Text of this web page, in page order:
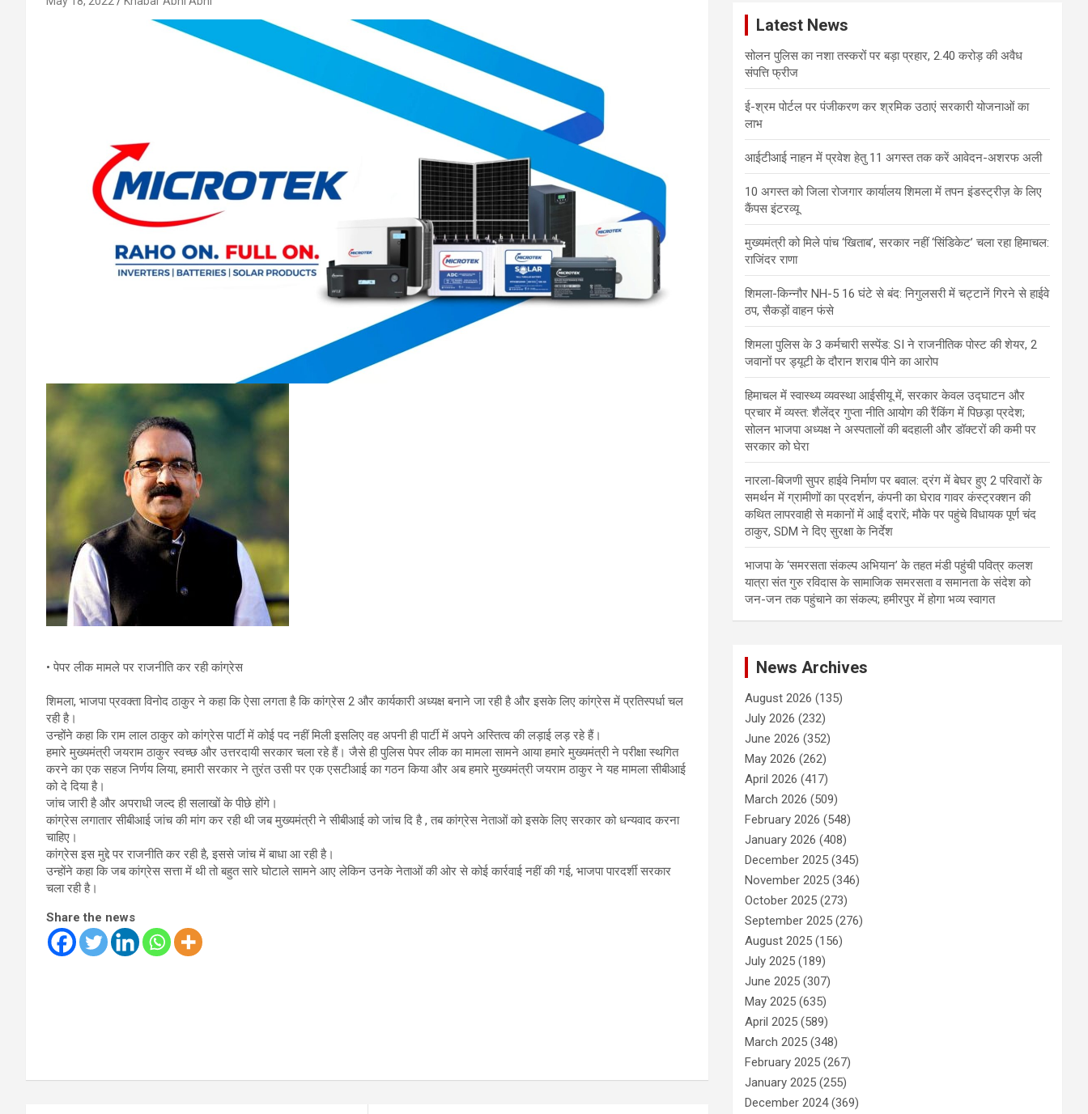
• पेपर लीक मामले पर राजनीति कर रही कांग्रेस
शिमला, भाजपा प्रवक्ता विनोद ठाकुर ने कहा कि ऐसा लगता है कि कांग्रेस 2 और कार्यकारी अध्यक्ष बनाने जा रही है और इसके लिए कांग्रेस में प्रतिस्पर्धा चल
रही है।
उन्होंने कहा कि राम लाल ठाकुर को कांग्रेस पार्टी में कोई पद नहीं मिली इसलिए वह अपनी ही पार्टी में अपने अस्तित्व की लड़ाई लड़ रहे हैं।
हमारे मुख्यमंत्री जयराम ठाकुर स्वच्छ और उत्तरदायी सरकार चला रहे हैं। जैसे ही पुलिस पेपर लीक का मामला सामने आया हमारे मुख्यमंत्री ने परीक्षा स्थगित
करने का एक सहज निर्णय लिया, हमारी सरकार ने तुरंत उसी पर एक एसटीआई का गठन किया और अब हमारे मुख्यमंत्री जयराम ठाकुर ने यह मामला सीबीआई
को दे दिया है।
जांच जारी है और अपराधी जल्द ही सलाखों के पीछे होंगे।
कांग्रेस लगातार सीबीआई जांच की मांग कर रही थी जब मुख्यमंत्री ने सीबीआई को जांच दि है , तब कांग्रेस नेताओं को इसके लिए सरकार को धन्यवाद करना
चाहिए।
कांग्रेस इस मुद्दे पर राजनीति कर रही है, इससे जांच में बाधा आ रही है।
उन्होंने कहा कि जब कांग्रेस सत्ता में थी तो बहुत सारे घोटाले सामने आए लेकिन उनके नेताओं की ओर से कोई कार्रवाई नहीं की गई, भाजपा पारदर्शी सरकार
चला रही है।
Share the news
Latest News
सोलन पुलिस का नशा तस्करों पर बड़ा प्रहार, 2.40 करोड़ की अवैध
संपत्ति फ्रीज
ई-श्रम पोर्टल पर पंजीकरण कर श्रमिक उठाएं सरकारी योजनाओं का
लाभ
आईटीआई नाहन में प्रवेश हेतु 11 अगस्त तक करें आवेदन-अशरफ अली
10 अगस्त को जिला रोजगार कार्यालय शिमला में तपन इंडस्ट्रीज़ के लिए
कैंपस इंटरव्यू
मुख्यमंत्री को मिले पांच ‘खिताब’, सरकार नहीं ‘सिंडिकेट’ चला रहा हिमाचल:
राजिंदर राणा
शिमला-किन्नौर NH-5 16 घंटे से बंद: निगुलसरी में चट्टानें गिरने से हाईवे
ठप, सैकड़ों वाहन फंसे
शिमला पुलिस के 3 कर्मचारी सस्पेंड: SI ने राजनीतिक पोस्ट की शेयर, 2
जवानों पर ड्यूटी के दौरान शराब पीने का आरोप
हिमाचल में स्वास्थ्य व्यवस्था आईसीयू में, सरकार केवल उद्घाटन और
प्रचार में व्यस्त: शैलेंद्र गुप्ता नीति आयोग की रैंकिंग में पिछड़ा प्रदेश;
सोलन भाजपा अध्यक्ष ने अस्पतालों की बदहाली और डॉक्टरों की कमी पर
सरकार को घेरा
नारला-बिजणी सुपर हाईवे निर्माण पर बवाल: द्रंग में बेघर हुए 2 परिवारों के
समर्थन में ग्रामीणों का प्रदर्शन, कंपनी का घेराव गावर कंस्ट्रक्शन की
कथित लापरवाही से मकानों में आईं दरारें; मौके पर पहुंचे विधायक पूर्ण चंद
ठाकुर, SDM ने दिए सुरक्षा के निर्देश
भाजपा के ‘समरसता संकल्प अभियान’ के तहत मंडी पहुंची पवित्र कलश
यात्रा संत गुरु रविदास के सामाजिक समरसता व समानता के संदेश को
जन-जन तक पहुंचाने का संकल्प; हमीरपुर में होगा भव्य स्वागत
News Archives
August 2026 (135)
July 2026 (232)
June 2026 (352)
May 2026 (262)
April 2026 (417)
March 2026 (509)
February 2026 (548)
January 2026 (408)
December 2025 (345)
November 2025 (346)
October 2025 (273)
September 2025 (276)
August 2025 (156)
July 2025 (189)
June 2025 (307)
May 2025 (635)
April 2025 (589)
March 2025 (348)
February 2025 (267)
January 2025 (255)
December 2024(369)